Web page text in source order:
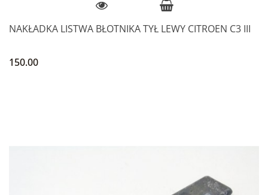
NAKŁADKA LISTWA BŁOTNIKA TYŁ LEWY CITROEN C3 III
150.00